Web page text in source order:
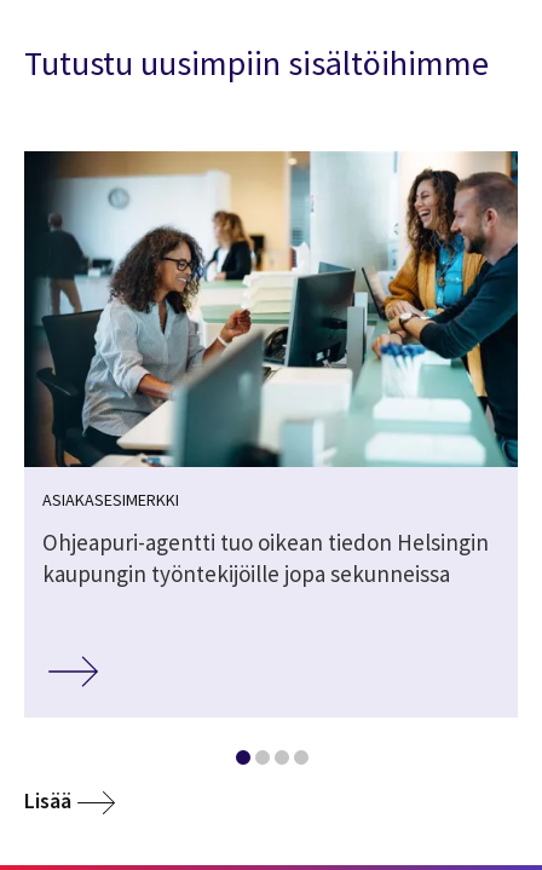
Tutustu uusimpiin sisältöihimme
ASIAKASESIMERKKI
Ohjeapuri-agentti tuo oikean tiedon Helsingin
kaupungin työntekijöille jopa sekunneissa
Lisää